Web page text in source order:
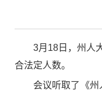
3月18日，州人
合法定人数。
会议听取了《